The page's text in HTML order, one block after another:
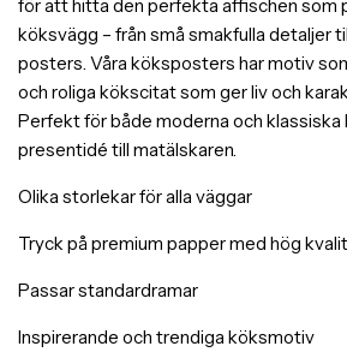
för att hitta den perfekta affischen som
köksvägg – från små smakfulla detaljer
posters. Våra köksposters har motiv
och roliga kökscitat som ger liv och
Perfekt för både moderna och klassiska
presentidé till matälskaren.
Olika storlekar för alla väggar
Tryck på premium papper med hög
Passar standardramar
Inspirerande och trendiga köksmotiv